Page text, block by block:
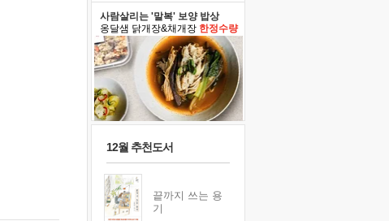
사람살리는 '말복' 보양 밥상
옹달샘 닭개장&채개장 한정수량
12월 추천도서
끝까지 쓰는 용
기